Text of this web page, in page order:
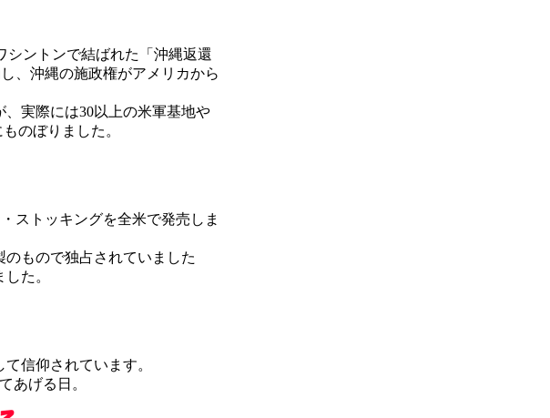
シントンで結ばれた「沖縄返還
、沖縄の施政権がアメリカから
実際には30以上の米軍基地や
のぼりました。
ストッキングを全米で発売しま
もので独占されていました
た。
信仰されています。
あげる日。